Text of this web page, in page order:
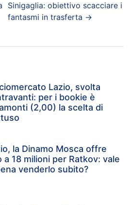
Sinigaglia: obiettivo scacciare i
fantasmi in trasferta →
Lazio, svolta
per i bookie è
(2,00) la scelta di
la Dinamo Mosca offre
a 18 milioni per Ratkov: vale
venderlo subito?